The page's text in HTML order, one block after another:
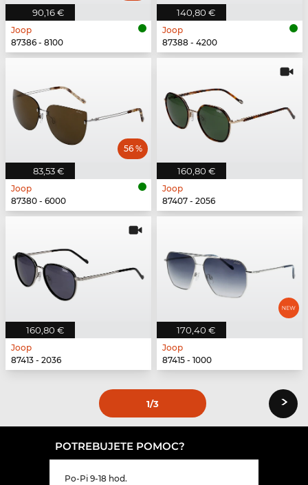
90,16 €
Joop
87386 - 8100
140,80 €
Joop
87388 - 4200
83,53 €
56 %
Joop
87380 - 6000
160,80 €
Joop
87407 - 2056
160,80 €
Joop
87413 - 2036
170,40 €
Joop
87415 - 1000
1/3 ›
POTREBUJETE POMOC?
Po-Pi 9-18 hod.